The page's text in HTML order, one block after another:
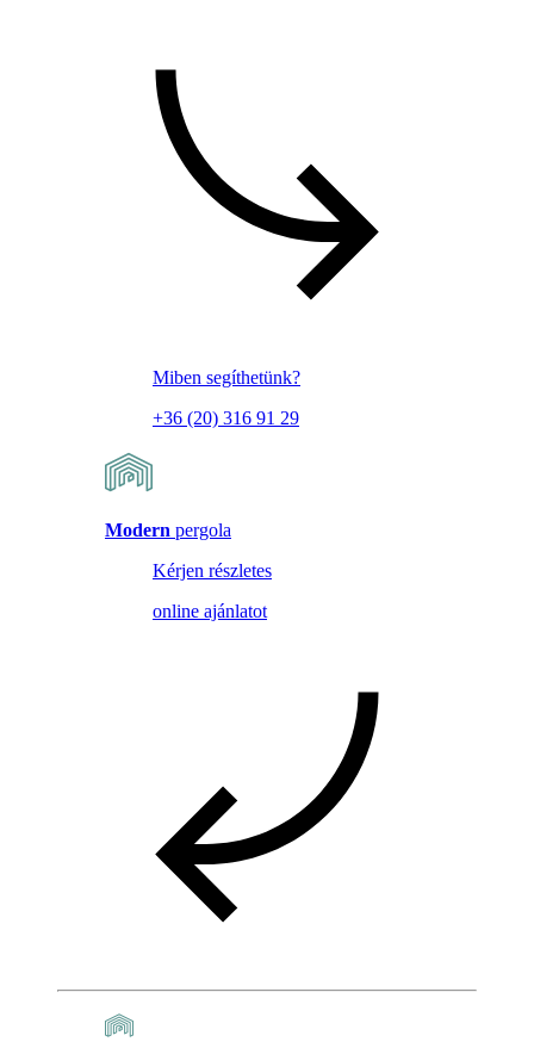
Miben segíthetünk?
+36 (20) 316 91 29
Modern pergola
Kérjen részletes
online ajánlatot